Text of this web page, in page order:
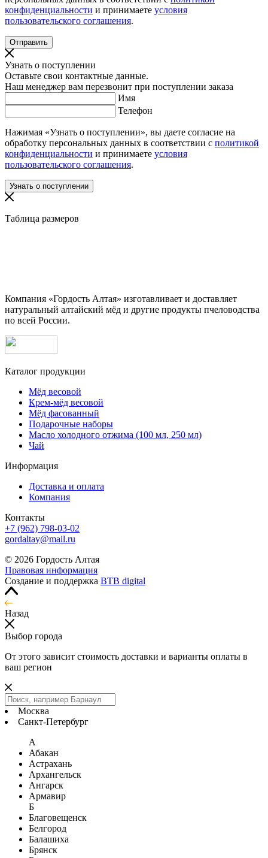
конфиденциальности и принимаете условия
пользовательского соглашения.
Узнать о поступлении
Оставьте свои контактные данные.
Наш менеджер вам перезвонит при поступлении заказа
Имя
Телефон
Нажимая «Узнать о поступлении», вы даете согласие на
обработку персональных данных в соответствии с политикой
конфиденциальности и принимаете условия
пользовательского соглашения.
Таблица размеров
Компания «Гордость Алтая» изготавливает и доставляет
натуральный алтайский мёд и другие продукты пчеловодства
по всей России.
Каталог продукции
Мёд весовой
Крем-мёд весовой
Мёд фасованный
Подарочные наборы
Масло холодного отжима (100 мл, 250 мл)
Чай
Информация
Доставка и оплата
Компания
Контакты
+7 (962) 798-03-02
gordaltay@mail.ru
© 2026 Гордость Алтая
Правовая информация
Создание и поддержка BTB digital
Назад
Выбор города
От этого зависит стоимость доставки и варианты оплаты в
ваш регион
Москва
Санкт-Петербург
А
Абакан
Астрахань
Архангельск
Ангарск
Армавир
Б
Благовещенск
Белгород
Балашиха
Брянск